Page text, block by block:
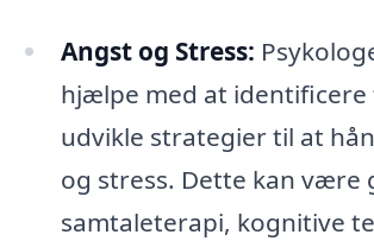
Angst og Stress:
hjælpe med at
udvikle strategier til at
og stress. Dette kan være
samtaleterapi, kognitive